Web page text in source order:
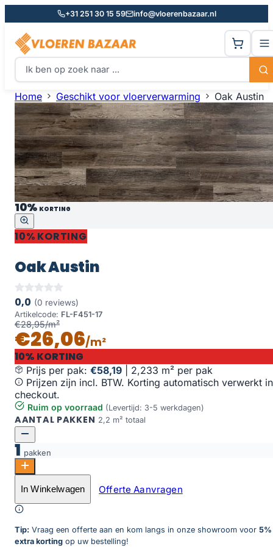
+31 251 30 15 59 info@vloerenbazaar.nl
Home Geschikt voor vloerverwarming Oak Austin
10% KORTING
10% KORTING
Oak Austin
0,0 (0 reviews)
Artikelcode: FL-F451-17
€28,95/m²
€26,06/m²
10% KORTING
Prijs per pak: €58,19
2,233 m² per pak
Prijzen zijn incl. BTW. Korting automatisch verwerkt in
checkout.
Ruim op voorraad (Levertijd: 3-5 werkdagen)
AANTAL PAKKEN 2,2 m² totaal
1 pakken
Oak Austin aantal
Toevoegen aan winkelwagen
In Winkelwagen Offerte Aanvragen
Tip: Vraag een offerte aan en kom langs in onze showroom voor 5%
extra korting op uw bestelling!